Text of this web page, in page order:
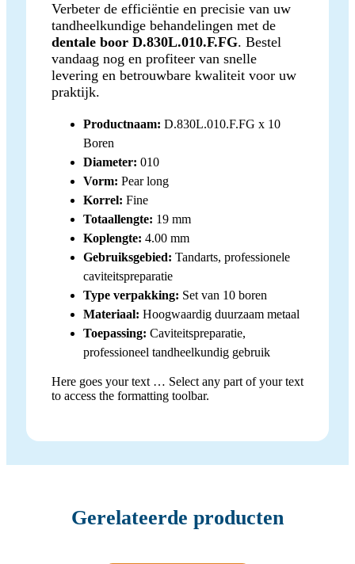
Verbeter de efficiëntie en precisie van uw
tandheelkundige behandelingen met de
dentale boor D.830L.010.F.FG. Bestel
vandaag nog en profiteer van snelle
levering en betrouwbare kwaliteit voor uw
praktijk.
Productnaam: D.830L.010.F.FG x 10
Boren
Diameter: 010
Vorm: Pear long
Korrel: Fine
Totaallengte: 19 mm
Koplengte: 4.00 mm
Gebruiksgebied: Tandarts, professionele
caviteitspreparatie
Type verpakking: Set van 10 boren
Materiaal: Hoogwaardig duurzaam metaal
Toepassing: Caviteitspreparatie,
professioneel tandheelkundig gebruik
Here goes your text … Select any part of your text
to access the formatting toolbar.
Gerelateerde producten